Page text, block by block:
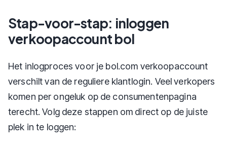
Stap-voor-stap: inloggen
verkoopaccount bol
Het inlogproces voor je bol.com verkoopaccount
verschilt van de reguliere klantlogin. Veel verkopers
komen per ongeluk op de consumentenpagina
terecht. Volg deze stappen om direct op de juiste
plek in te loggen: